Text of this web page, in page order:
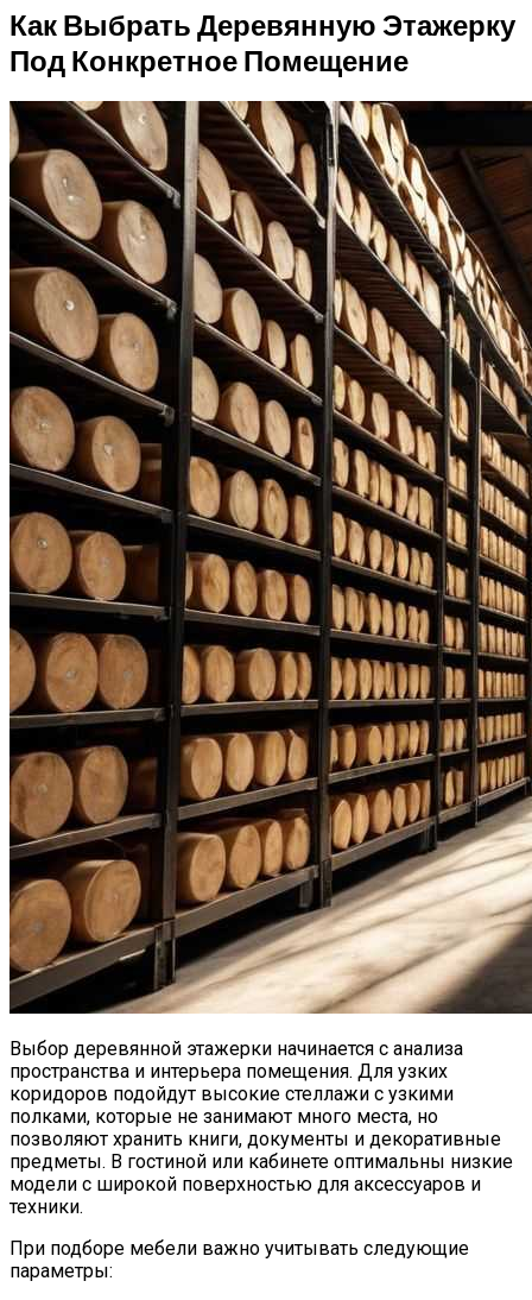
Как Выбрать Деревянную Этажерку
Под Конкретное Помещение
Выбор деревянной этажерки начинается с анализа
пространства и интерьера помещения. Для узких
коридоров подойдут высокие стеллажи с узкими
полками, которые не занимают много места, но
позволяют хранить книги, документы и декоративные
предметы. В гостиной или кабинете оптимальны низкие
модели с широкой поверхностью для аксессуаров и
техники.
При подборе мебели важно учитывать следующие
параметры: